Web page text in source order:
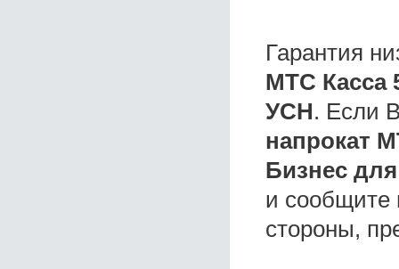
Гарантия
МТС Касса
УСН. Если
напрокат
Бизнес
и
стороны,